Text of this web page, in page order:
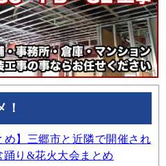
！
め】三郷市と近隣で開催され
踊り&花火大会まとめ